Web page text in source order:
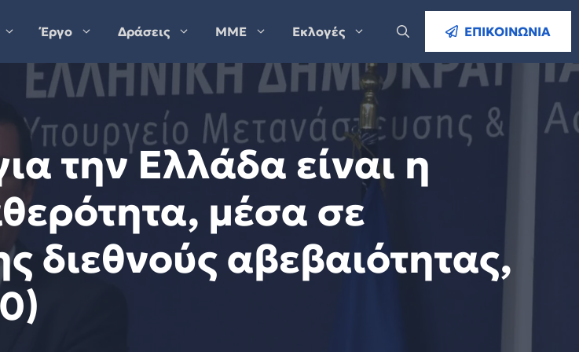
Έργο Δράσεις ΜΜΕ Εκλογές ΕΠΙΚΟΙΝΩΝΙΑ
την Ελλάδα είναι η
μέσα σε
διεθνούς αβεβαιότητας,